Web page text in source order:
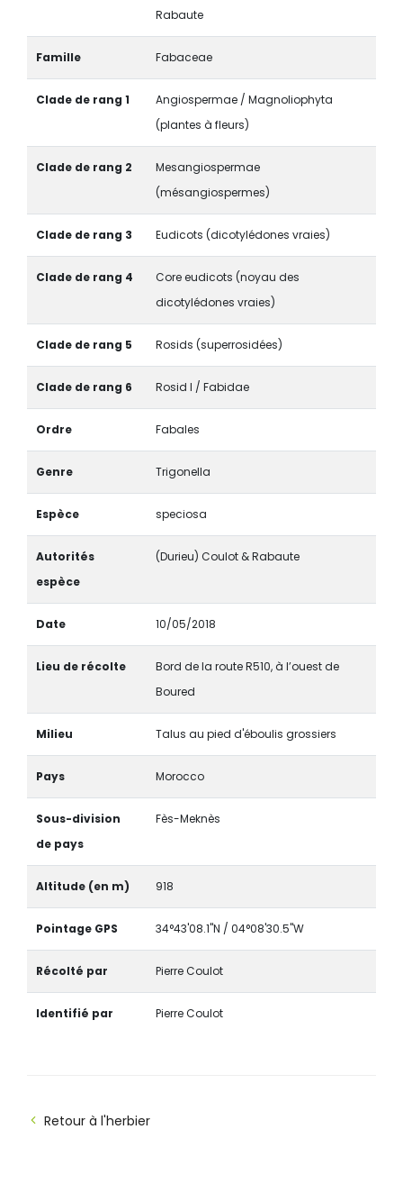
Rabaute
Famille Fabaceae
Clade de rang 1
Angiospermae / Magnoliophyta
(plantes à fleurs)
Clade de rang 2
Mesangiospermae
(mésangiospermes)
Clade de rang 3 Eudicots (dicotylédones vraies)
Clade de rang 4
Core eudicots (noyau des
dicotylédones vraies)
Clade de rang 5 Rosids (superrosidées)
Clade de rang 6 Rosid I / Fabidae
Ordre Fabales
Genre Trigonella
Espèce speciosa
Autorités
espèce
(Durieu) Coulot & Rabaute
Date 10/05/2018
Lieu de récolte
Bord de la route R510, à l’ouest de
Boured
Milieu Talus au pied d'éboulis grossiers
Pays Morocco
Sous-division
de pays
Fès-Meknès
Altitude (en m) 918
Pointage GPS 34°43'08.1"N / 04°08'30.5"W
Récolté par Pierre Coulot
Identifié par Pierre Coulot
Retour à l'herbier